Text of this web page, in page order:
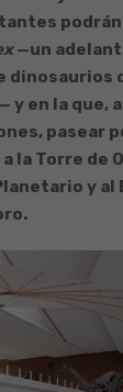
—un
dinosaurios
y en la que,
pasear
la Torre de
y al